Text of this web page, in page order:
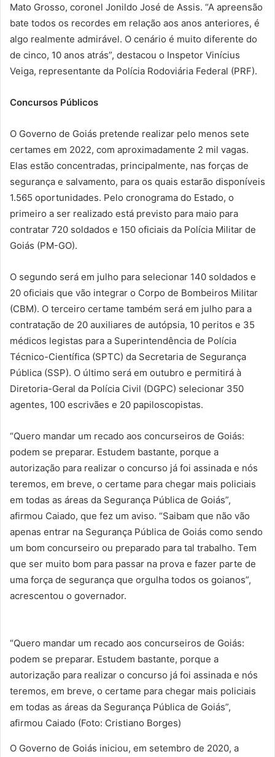
Mato Grosso, coronel Jonildo José de Assis. “A apreensão
bate todos os recordes em relação aos anos anteriores, é
algo realmente admirável. O cenário é muito diferente do
de cinco, 10 anos atrás”, destacou o Inspetor Vinícius
Veiga, representante da Polícia Rodoviária Federal (PRF).
Concursos Públicos
O Governo de Goiás pretende realizar pelo menos sete
certames em 2022, com aproximadamente 2 mil vagas.
Elas estão concentradas, principalmente, nas forças de
segurança e salvamento, para os quais estarão disponíveis
1.565 oportunidades. Pelo cronograma do Estado, o
primeiro a ser realizado está previsto para maio para
contratar 720 soldados e 150 oficiais da Polícia Militar de
Goiás (PM-GO).
O segundo será em julho para selecionar 140 soldados e
20 oficiais que vão integrar o Corpo de Bombeiros Militar
(CBM). O terceiro certame também será em julho para a
contratação de 20 auxiliares de autópsia, 10 peritos e 35
médicos legistas para a Superintendência de Polícia
Técnico-Científica (SPTC) da Secretaria de Segurança
Pública (SSP). O último será em outubro e permitirá à
Diretoria-Geral da Polícia Civil (DGPC) selecionar 350
agentes, 100 escrivães e 20 papiloscopistas.
“Quero mandar um recado aos concurseiros de Goiás:
podem se preparar. Estudem bastante, porque a
autorização para realizar o concurso já foi assinada e nós
teremos, em breve, o certame para chegar mais policiais
em todas as áreas da Segurança Pública de Goiás”,
afirmou Caiado, que fez um aviso. “Saibam que não vão
apenas entrar na Segurança Pública de Goiás como sendo
um bom concurseiro ou preparado para tal trabalho. Tem
que ser muito bom para passar na prova e fazer parte de
uma força de segurança que orgulha todos os goianos”,
acrescentou o governador.
“Quero mandar um recado aos concurseiros de Goiás:
podem se preparar. Estudem bastante, porque a
autorização para realizar o concurso já foi assinada e nós
teremos, em breve, o certame para chegar mais policiais
em todas as áreas da Segurança Pública de Goiás”,
afirmou Caiado (Foto: Cristiano Borges)
O Governo de Goiás iniciou, em setembro de 2020, a